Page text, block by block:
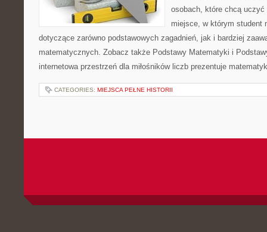
osobach, które chcą
miejsce, w którym student
dotyczące zarówno podstawowych zagadnień, jak i bardziej
matematycznych. Zobacz także Podstawy Matematyki i
internetowa przestrzeń dla miłośników liczb prezentuje
CATEGORIES: MIEJSCA PEŁNE HISTORII